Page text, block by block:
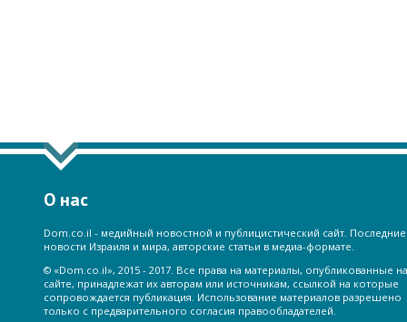
О нас
Dom.co.il - медийный новостной и публицистический сайт. Последние
новости Израиля и мира, авторские статьи в медиа-формате.
© «Dom.co.il», 2015 - 2017. Все права на материалы, опубликованные на
сайте, принадлежат их авторам или источникам, ссылкой на которые
сопровождается публикация. Использование материалов разрешено
только с предварительного согласия правообладателей.